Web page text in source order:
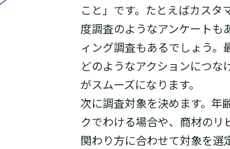
こと」です。たとえばカス
度調査のようなアンケートも
ィング調査もあるでしょう。
どのようなアクションにつ
がスムーズになります。
次に調査対象を決めます。年
クでわける場合や、商材の
関わり方に合わせて対象を選